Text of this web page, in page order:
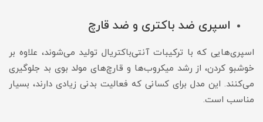
اسپری ضد باکتری و ضد قارچ
اسپری‌هایی که با ترکیبات آنتی‌باکتریال تولید می‌شوند، علاوه بر
خوشبو کردن، از رشد میکروب‌ها و قارچ‌های مولد بوی بد جلوگیری
می‌کنند. این مدل برای کسانی که فعالیت بدنی زیادی دارند، بسیار
مناسب است.